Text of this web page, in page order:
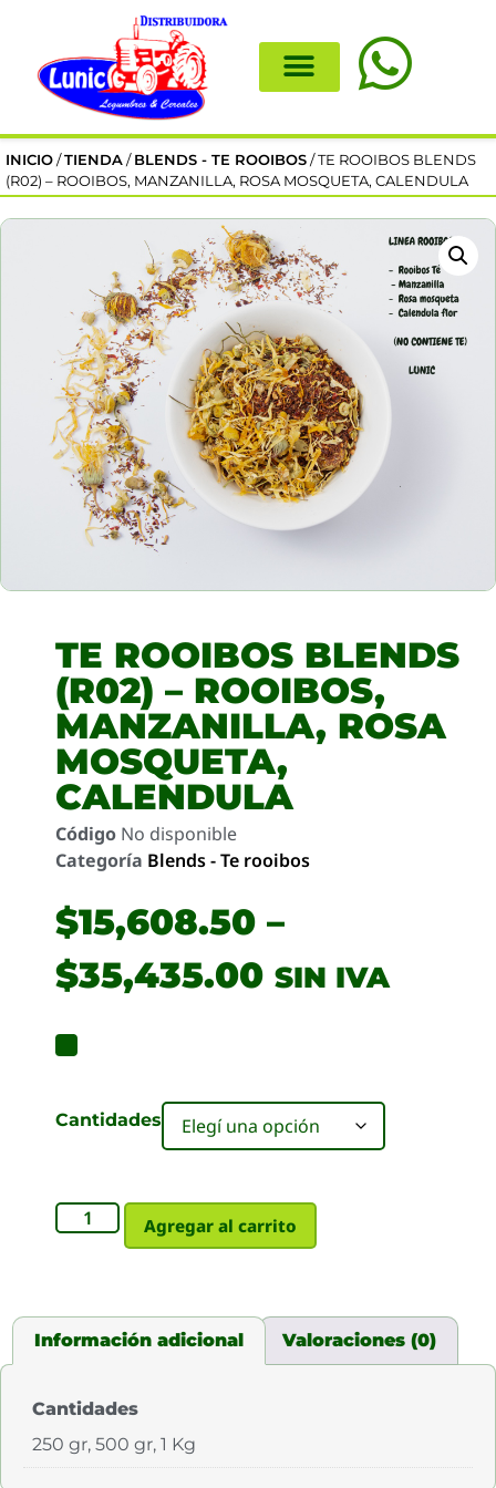
INICIO /TIENDA / BLENDS - TE ROOIBOS / TE ROOIBOS BLENDS
(R02) – ROOIBOS, MANZANILLA, ROSA MOSQUETA, CALENDULA
TE ROOIBOS BLENDS
(R02) – ROOIBOS,
MANZANILLA, ROSA
MOSQUETA,
CALENDULA
Código No disponible
Categoría Blends - Te rooibos
$15,608.50 –
$35,435.00 SIN IVA
Cantidades
Agregar al carrito
Información adicional Valoraciones (0)
Cantidades
250 gr, 500 gr, 1 Kg